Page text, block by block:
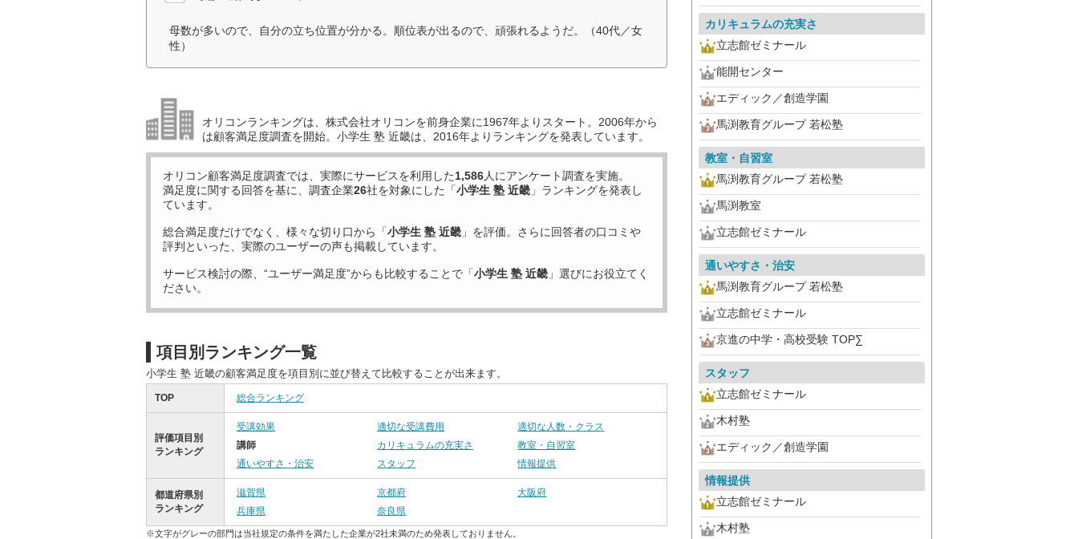
母数が多いので、自分の立ち位置が分かる。順位表が出るので、頑張れるようだ。（40代／女
性）
オリコンランキングは、株式会社オリコンを前身企業に1967年よりスタート。2006年から
は顧客満足度調査を開始。小学生 塾 近畿は、2016年よりランキングを発表しています。
オリコン顧客満足度調査では、実際にサービスを利用した1,586人にアンケート調査を実施。
満足度に関する回答を基に、調査企業26社を対象にした「小学生 塾 近畿 」ランキングを発表し
ています。
総合満足度だけでなく、様々な切り口から「小学生 塾 近畿 」を評価。さらに回答者の口コミや
評判といった、実際のユーザーの声も掲載しています。
サービス検討の際、“ユーザー満足度”からも比較することで「小学生 塾 近畿 」選びにお役立てく
ださい。
項目別ランキング一覧
小学生 塾 近畿の顧客満足度を項目別に並び替えて比較することが出来ます。
TOP 総合ランキング
評価項目別
ランキング
受講効果 適切な受講費用
適切な人数・クラス
講師
カリキュラムの充実さ
教室・自習室
通いやすさ・治安
スタッフ 情報提供
都道府県別
ランキング
滋賀県 京都府
大阪府
兵庫県
奈良県
※文字がグレーの部門は当社規定の条件を満たした企業が2社未満のため発表しておりません。
カリキュラムの充実さ
立志館ゼミナール
能開センター
エディック／創造学園
馬渕教育グループ 若松塾
教室・自習室
馬渕教育グループ 若松塾
馬渕教室
立志館ゼミナール
通いやすさ・治安
馬渕教育グループ 若松塾
立志館ゼミナール
京進の中学・高校受験 TOP∑
スタッフ
立志館ゼミナール
木村塾
エディック／創造学園
情報提供
立志館ゼミナール
木村塾